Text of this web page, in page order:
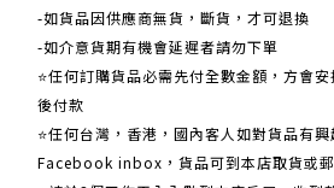
-如貨品因供應商無貨，斷貨，才可退換
-如介意貨期有機會延遲者請勿下單
⭐任何訂購貨品必需先付全數金額，方會
後付款
⭐任何台灣，香港，國內客人如對貨品有
Facebook inbox，貨品可到本店取貨或